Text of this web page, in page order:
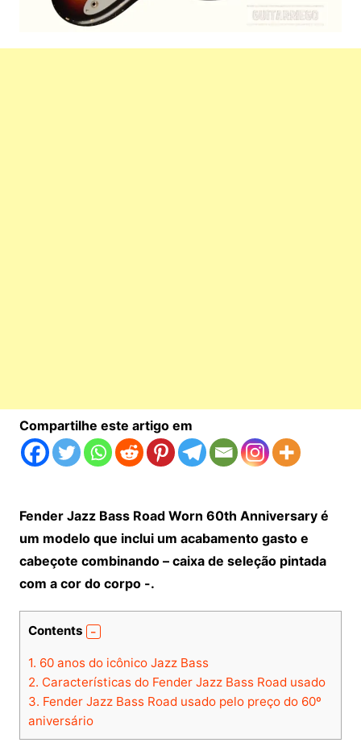
Compartilhe este artigo em
Fender Jazz Bass Road Worn 60th Anniversary é
um modelo que inclui um acabamento gasto e
cabeçote combinando – caixa de seleção pintada
com a cor do corpo -.
Contents
1. 60 anos do icônico Jazz Bass
2. Características do Fender Jazz Bass Road usado
3. Fender Jazz Bass Road usado pelo preço do 60º
aniversário